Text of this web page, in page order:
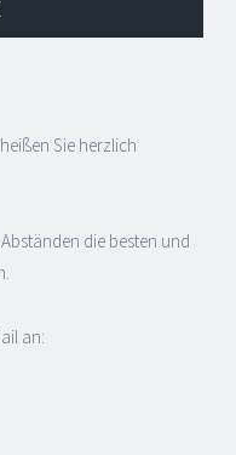
Sie herzlich
die besten und
an: